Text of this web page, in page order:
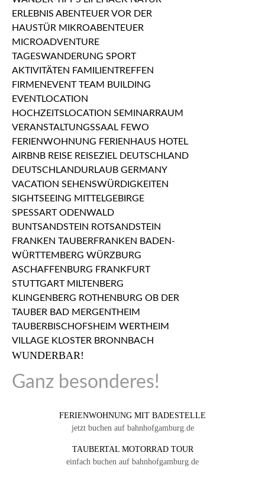
WUNDERBAR!
Ganz besonderes!
FERIENWOHNUNG MIT BADESTELLE
jetzt buchen auf bahnhofgamburg.de
TAUBERTAL MOTORRAD TOUR
einfach buchen auf bahnhofgamburg.de